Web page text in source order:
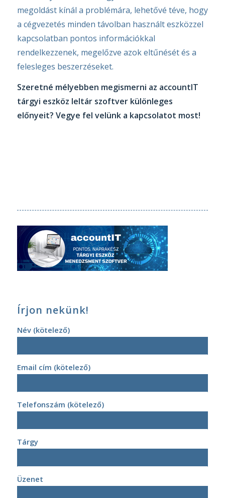
megoldást kínál a problémára, lehetővé téve, hogy
a cégvezetés minden távolban használt eszközzel
kapcsolatban pontos információkkal
rendelkezzenek, megelőzve azok eltűnését és a
felesleges beszerzéseket.
Szeretné mélyebben megismerni az accountIT
tárgyi eszköz leltár szoftver különleges
előnyeit? Vegye fel velünk a kapcsolatot most!
Írjon nekünk!
Név (kötelező)
Email cím (kötelező)
Telefonszám (kötelező)
Tárgy
Üzenet